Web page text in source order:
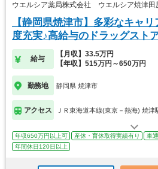
ウエルシア薬局株式会社 ウエルシア焼津田
【静岡県焼津市】多彩なキャ
度充実♪高給与のドラッグスト
給与
【月収】33.5万円
【年収】515万円～650万円
勤務地 静岡県 焼津市
アクセス ＪＲ東海道本線(東京－熱海) 焼津
年収650万円以上可 産休・育休取得実績有り 車
年間休日120日以上